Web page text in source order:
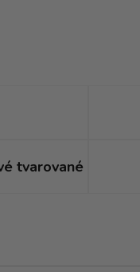
tvarované